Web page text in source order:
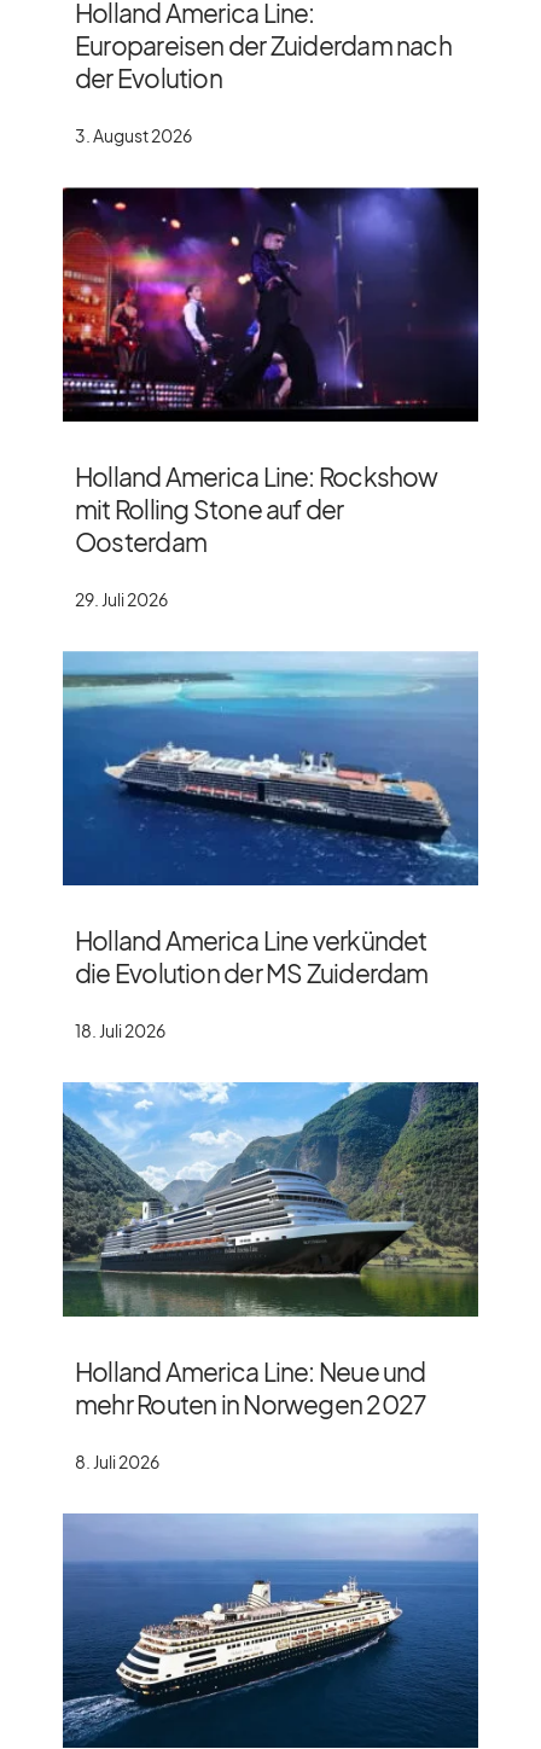
Holland America Line:
Europareisen der Zuiderdam nach
der Evolution
3. August 2026
Holland America Line: Rockshow
mit Rolling Stone auf der
Oosterdam
29. Juli 2026
Holland America Line verkündet
die Evolution der MS Zuiderdam
18. Juli 2026
Holland America Line: Neue und
mehr Routen in Norwegen 2027
8. Juli 2026